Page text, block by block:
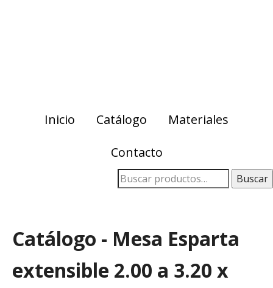
Inicio Catálogo
Materiales
Contacto
Buscar
Catálogo - Mesa Esparta
extensible 2.00 a 3.20 x